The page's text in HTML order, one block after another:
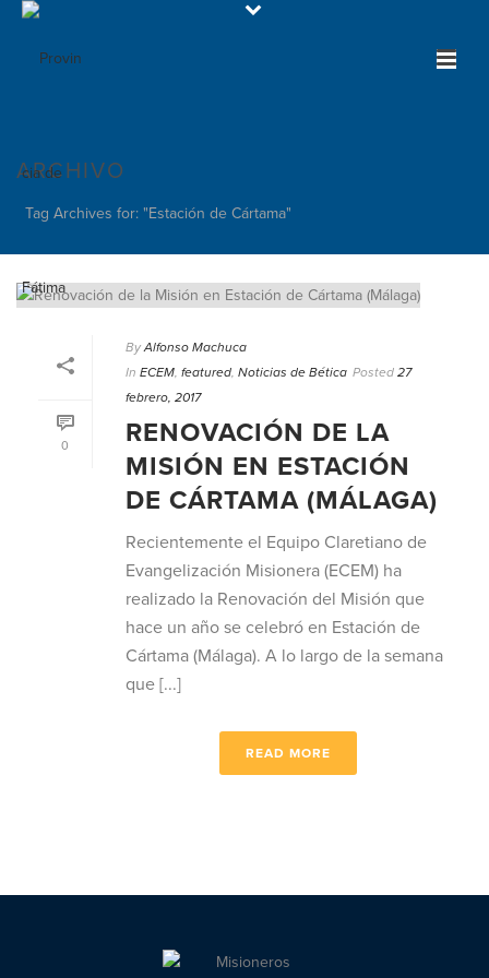
ARCHIVO
Tag Archives for: "Estación de Cártama"
0
By Alfonso Machuca
In ECEM, featured, Noticias de Bética Posted 27
febrero, 2017
RENOVACIÓN DE LA
MISIÓN EN ESTACIÓN
DE CÁRTAMA (MÁLAGA)
Recientemente el Equipo Claretiano de
Evangelización Misionera (ECEM) ha
realizado la Renovación del Misión que
hace un año se celebró en Estación de
Cártama (Málaga). A lo largo de la semana
que [...]
READ MORE